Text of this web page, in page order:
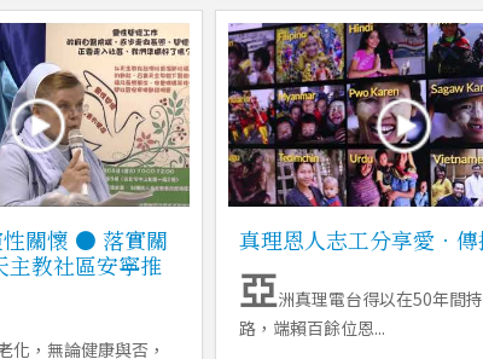
關懷 ● 落實關
教社區安寧推
化，無論健康與否，
真理恩人志工分享愛．
亞洲真理電台得以在50年間
路，端賴百餘位恩...